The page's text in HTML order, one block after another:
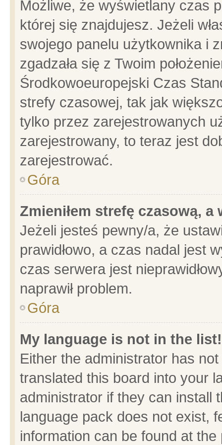
Możliwe, że wyświetlany czas
której się znajdujesz. Jeżeli
swojego panelu użytkownika i
zgadzała się z Twoim
Środkowoeuropejski Czas
strefy czasowej, tak jak
tylko przez zarejestrowanych
zarejestrowany, to teraz jest
zarejestrować.
Góra
Zmieniłem strefę czasową,
Jeżeli jesteś pewny/a, że
prawidłowo, a czas nadal jest
czas serwera jest
naprawił problem.
Góra
My language is not in the list!
Either the administrator has
translated this board into your
administrator if they can install
language pack does not exist,
information can be found at